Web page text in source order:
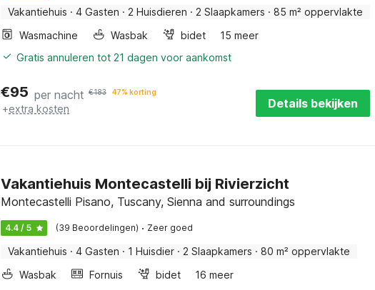
Vakantiehuis · 4 Gasten · 2 Huisdieren · 2 Slaapkamers · 85 m² oppervlakte
Wasmachine
Wasbak bidet
15 meer
Gratis annuleren tot 21 dagen voor aankomst
€95 per nacht €183 47% korting
+extra kosten Details bekijken
Vakantiehuis Montecastelli bij Rivierzicht
Montecastelli Pisano, Tuscany, Sienna and surroundings
4.4 / 5 (39 Beoordelingen) · Zeer goed
Vakantiehuis · 4 Gasten · 1 Huisdier · 2 Slaapkamers · 80 m² oppervlakte
Wasbak
Fornuis bidet
16 meer